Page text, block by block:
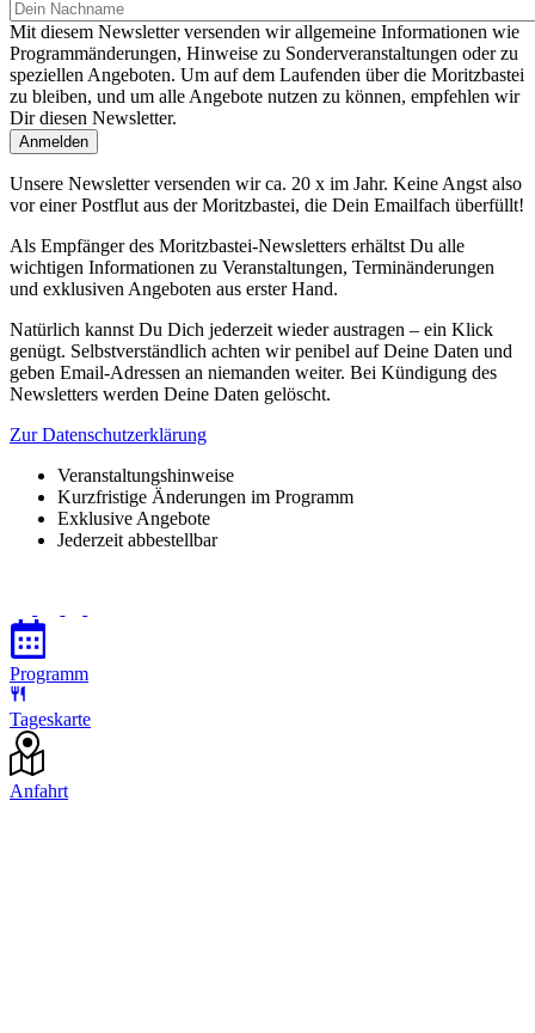
Mit diesem Newsletter versenden wir allgemeine Informationen wie
Programmänderungen, Hinweise zu Sonderveranstaltungen oder zu
speziellen Angeboten. Um auf dem Laufenden über die Moritzbastei
zu bleiben, und um alle Angebote nutzen zu können, empfehlen wir
Dir diesen Newsletter.
Unsere Newsletter versenden wir ca. 20 x im Jahr. Keine Angst also
vor einer Postflut aus der Moritzbastei, die Dein Emailfach überfüllt!
Als Empfänger des Moritzbastei-Newsletters erhältst Du alle
wichtigen Informationen zu Veranstaltungen, Terminänderungen
und exklusiven Angeboten aus erster Hand.
Natürlich kannst Du Dich jederzeit wieder austragen – ein Klick
genügt. Selbstverständlich achten wir penibel auf Deine Daten und
geben Email-Adressen an niemanden weiter. Bei Kündigung des
Newsletters werden Deine Daten gelöscht.
Zur Datenschutzerklärung
Veranstaltungshinweise
Kurzfristige Änderungen im Programm
Exklusive Angebote
Jederzeit abbestellbar
Programm
Tageskarte
Anfahrt